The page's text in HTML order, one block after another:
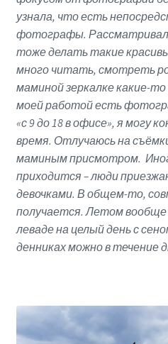
узнала, что есть
фотографы.
тоже делать такие
много читать, смотреть
маминой зеркалке какие-
моей работой есть
«с 9 до 18 в офисе», я могу
время. Отлучаюсь на
маминым присмотром.
приходится – люди
девочками. В общем-то,
получается. Летом вообще
леваде на целый день с
денниках можно в течение